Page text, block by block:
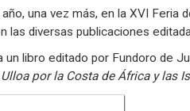
una vez más, en la XVI Feria
las diversas publicaciones
un libro editado por Fundoro de
por la Costa de África y las